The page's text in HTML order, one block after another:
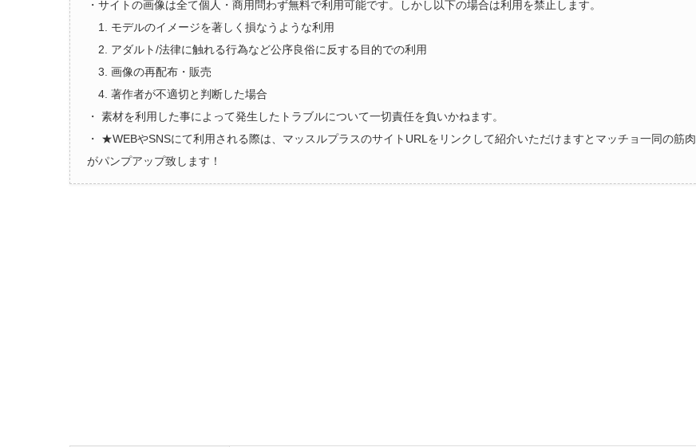
・サイトの画像は全て個人・商用問わず無料で利用可能です。しかし以下の場合は利用を禁止します。
1. モデルのイメージを著しく損なうような利用
2. アダルト/法律に触れる行為など公序良俗に反する目的での利用
3. 画像の再配布・販売
4. 著作者が不適切と判断した場合
・ 素材を利用した事によって発生したトラブルについて一切責任を負いかねます。
・ ★WEBやSNSにて利用される際は、マッスルプラスのサイトURLをリンクして紹介いただけますとマッチョ一同の筋肉
がパンプアップ致します！